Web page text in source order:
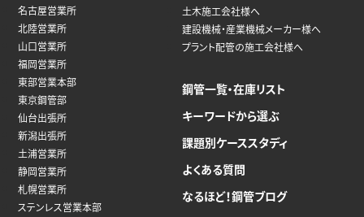
名古屋営業所
北陸営業所
山口営業所
福岡営業所
東部営業本部
東京鋼管部
仙台出張所
新潟出張所
土浦営業所
静岡営業所
札幌営業所
ステンレス営業本部
土木施工会社様へ
建設機械・産業機械メーカー様へ
プラント配管の施工会社様へ
鋼管一覧・在庫リスト
キーワードから選ぶ
課題別ケーススタディ
よくある質問
なるほど！鋼管ブログ